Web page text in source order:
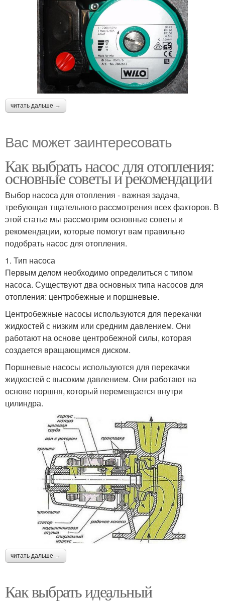
читать дальше →
Вас может заинтересовать
Как выбрать насос для отопления:
основные советы и рекомендации
Выбор насоса для отопления - важная задача,
требующая тщательного рассмотрения всех факторов. В
этой статье мы рассмотрим основные советы и
рекомендации, которые помогут вам правильно
подобрать насос для отопления.
1. Тип насоса
Первым делом необходимо определиться с типом
насоса. Существуют два основных типа насосов для
отопления: центробежные и поршневые.
Центробежные насосы используются для перекачки
жидкостей с низким или средним давлением. Они
работают на основе центробежной силы, которая
создается вращающимся диском.
Поршневые насосы используются для перекачки
жидкостей с высоким давлением. Они работают на
основе поршня, который перемещается внутри
цилиндра.
читать дальше →
Как выбрать идеальный